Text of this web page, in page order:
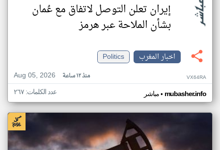
إيران تعلن التوصل لاتفاق مع عُمان
بشأن الملاحة عبر هرمز
اخبار المغرب
Politics
Aug 05, 2026
منذ ١٢ ساعة VX64RA
مباشر• mubasher.info عدد الكلمات: ٢٦٧